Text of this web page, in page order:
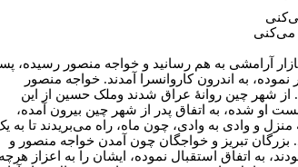
می‌کنی
آرامشی به هم رسانید و خواجه منصور رسیده،
نموده، به اندرون کاروانسرا آمدند. خواجه منصور
... از شهر چین روانۀ عراق شدند وملک حسین از این
او شده، به اتفاق پدر از شهر چین بیرون آمده،
و وادی به وادی، چون ماه، راه می‌بریدند تا به
بزرگان تبریز و خواجگان چون آمدن خواجه منصور و
به اتفاق استقبال نموده، ایشان را به اعزاز